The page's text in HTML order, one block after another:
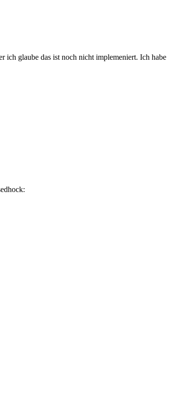
ich glaube das ist noch nicht implemeniert. Ich habe
hock: